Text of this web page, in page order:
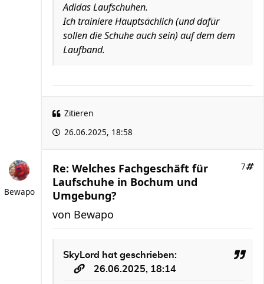
Adidas Laufschuhen.
Ich trainiere Hauptsächlich (und dafür
sollen die Schuhe auch sein) auf dem dem
Laufband.
Zitieren
26.06.2025, 18:58
Bewapo
Re: Welches Fachgeschäft für
Laufschuhe in Bochum und
Umgebung?
7
von Bewapo
SkyLord
hat geschrieben:
26.06.2025, 18:14